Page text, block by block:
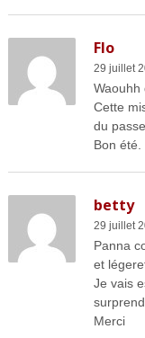
Flo
29 juillet
Waouhh
Cette
du
Bon été.
betty
29 juillet
Panna
et
Je vais
Merci